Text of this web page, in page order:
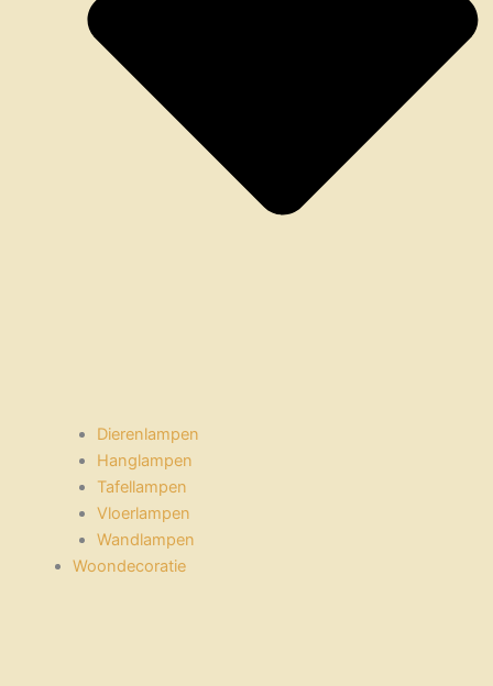
Dierenlampen
Hanglampen
Tafellampen
Vloerlampen
Wandlampen
Woondecoratie